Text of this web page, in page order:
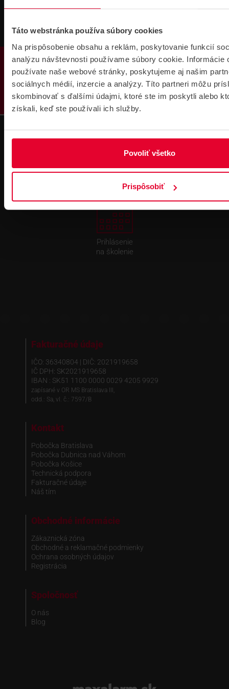
Táto webstránka používa súbory cookies
Na prispôsobenie obsahu a reklám, poskytovanie funkcií
analýzu návštevnosti používame súbory cookie. Informácie
používate naše webové stránky, poskytujeme aj našim
sociálnych médií, inzercie a analýzy. Títo partneri môžu
skombinovať s ďalšími údajmi, ktoré ste im poskytli alebo
získali, keď ste používali ich služby.
Povoliť všetko
Prispôsobiť
PRODUKTY
na stiahnutie
DOPRAVA ZADARMO
Prihlásenie
na školenie
Fakturačné údaje
IČO: 36340804 | DIČ: 2021919658
IČ DPH: SK2021919658
IBAN : SK51 1100 0000 0029 4205 9929
zapísané v OR MS Bratislava III,
odd.: Sa, vl. č.: 7597/B
Kontakt
Pobočka Bratislava
Pobočka Dubnica nad Váhom
Pobočka Košice
Technická podpora
Fakturačné údaje
Náš tím
Obchodné informácie
Zákaznická zóna
Obchodné a reklamačné podmienky
Ochrana osobných údajov
Registrácia
Spoločnosť
O nás
Blog
www.maxalarm.sk